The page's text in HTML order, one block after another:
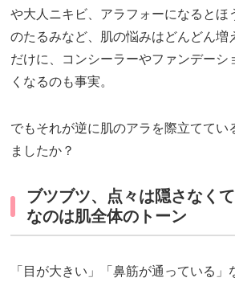
や大人ニキビ、アラフォーになるとほ
のたるみなど、肌の悩みはどんどん増
だけに、コンシーラーやファンデーシ
くなるのも事実。
でもそれが逆に肌のアラを際立ててい
ましたか？
ブツブツ、点々は隠さなく
なのは肌全体のトーン
「目が大きい」「鼻筋が通っている